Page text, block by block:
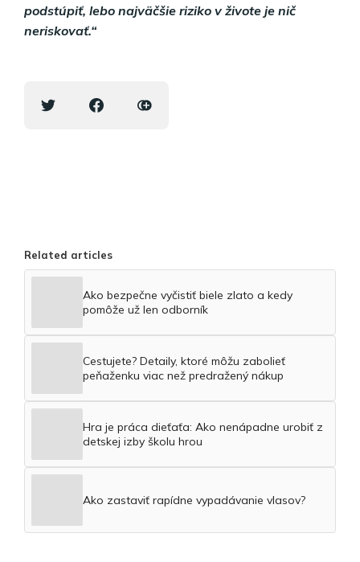
podstúpiť, lebo najväčšie riziko v živote je nič
neriskovať.“
Related articles
Ako bezpečne vyčistiť biele zlato a kedy
pomôže už len odborník
Cestujete? Detaily, ktoré môžu zabolieť
peňaženku viac než predražený nákup
Hra je práca dieťaťa: Ako nenápadne urobiť z
detskej izby školu hrou
Ako zastaviť rapídne vypadávanie vlasov?